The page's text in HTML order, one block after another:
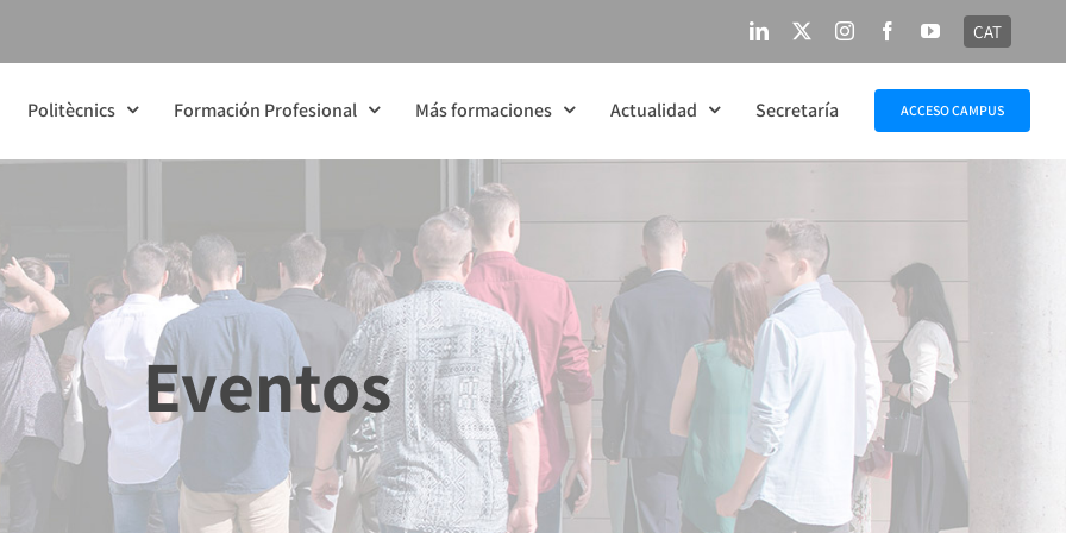
LinkedIn InstagramFacebookYouTube
CAT
Politècnics Formación Profesional Más formaciones Actualidad Secretaría ACCESO CAMPUS
Eventos